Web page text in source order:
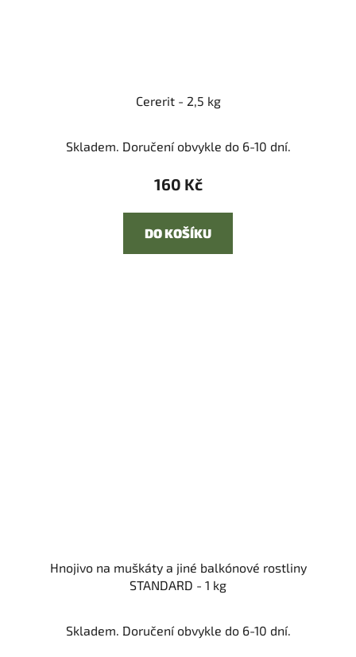
Cererit - 2,5 kg
Skladem. Doručení obvykle do 6-10 dní.
160 Kč
DO KOŠÍKU
Hnojivo na muškáty a jiné balkónové rostliny
STANDARD - 1 kg
Skladem. Doručení obvykle do 6-10 dní.